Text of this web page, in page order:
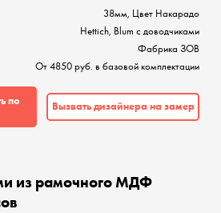
38мм, Цвет Накарадо
Hettich, Blum с доводчиками
Фабрика ЗОВ
От 4850 руб. в базовой комплектации
по
Вызвать дизайнера на замер
из рамочного МДФ